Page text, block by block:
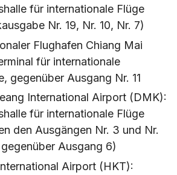
für internationale Flüge
Nr. 19, Nr. 10, Nr. 7)
Flughafen Chiang Mai
für internationale
gegenüber Ausgang Nr. 11
International Airport (DMK):
für internationale Flüge
den Ausgängen Nr. 3 und Nr.
Ausgang 6)
Airport (HKT):